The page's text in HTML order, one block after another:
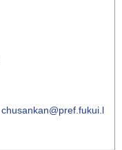
chusankan@pref.fukui.l